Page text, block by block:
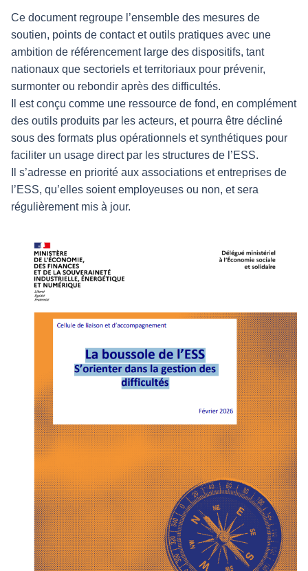
Ce document regroupe l’ensemble des mesures de
soutien, points de contact et outils pratiques avec une
ambition de référencement large des dispositifs, tant
nationaux que sectoriels et territoriaux pour prévenir,
surmonter ou rebondir après des difficultés.
Il est conçu comme une ressource de fond, en complément
des outils produits par les acteurs, et pourra être décliné
sous des formats plus opérationnels et synthétiques pour
faciliter un usage direct par les structures de l’ESS.
Il s’adresse en priorité aux associations et entreprises de
l’ESS, qu’elles soient employeuses ou non, et sera
régulièrement mis à jour.